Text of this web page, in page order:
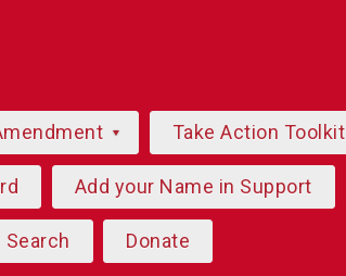
Take Action Toolkit
Add your Name in Support
Search Donate